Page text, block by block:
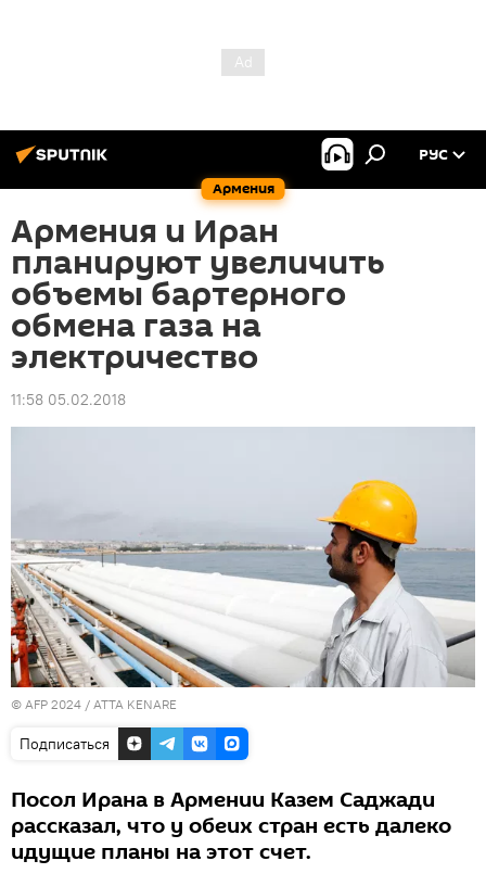
Армения
РУС
Армения и Иран
планируют увеличить
объемы бартерного
обмена газа на
электричество
11:58 05.02.2018
© AFP 2024 / ATTA KENARE
Подписаться
Посол Ирана в Армении Казем Саджади
рассказал, что у обеих стран есть далеко
идущие планы на этот счет.